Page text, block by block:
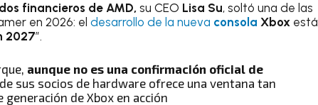
financieros de AMD, su CEO Lisa Su, soltó una de las
en 2026: el desarrollo de la nueva consola Xbox está
2027”.
aunque no es una confirmación oficial de
sus socios de hardware ofrece una ventana tan
de Xbox en acción